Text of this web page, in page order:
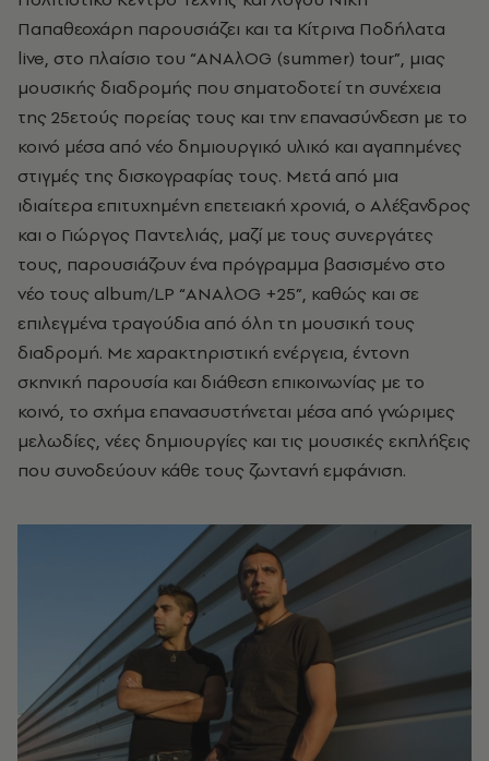
Παπαθεοχάρη παρουσιάζει και τα Κίτρινα Ποδήλατα
live, στο πλαίσιο του “ANAλOG (summer) tour”, μιας
μουσικής διαδρομής που σηματοδοτεί τη συνέχεια
της 25ετούς πορείας τους και την επανασύνδεση με το
κοινό μέσα από νέο δημιουργικό υλικό και αγαπημένες
στιγμές της δισκογραφίας τους. Μετά από μια
ιδιαίτερα επιτυχημένη επετειακή χρονιά, ο Αλέξανδρος
και ο Γιώργος Παντελιάς, μαζί με τους συνεργάτες
τους, παρουσιάζουν ένα πρόγραμμα βασισμένο στο
νέο τους album/LP “ANAλOG +25”, καθώς και σε
επιλεγμένα τραγούδια από όλη τη μουσική τους
διαδρομή. Με χαρακτηριστική ενέργεια, έντονη
σκηνική παρουσία και διάθεση επικοινωνίας με το
κοινό, το σχήμα επανασυστήνεται μέσα από γνώριμες
μελωδίες, νέες δημιουργίες και τις μουσικές εκπλήξεις
που συνοδεύουν κάθε τους ζωντανή εμφάνιση.